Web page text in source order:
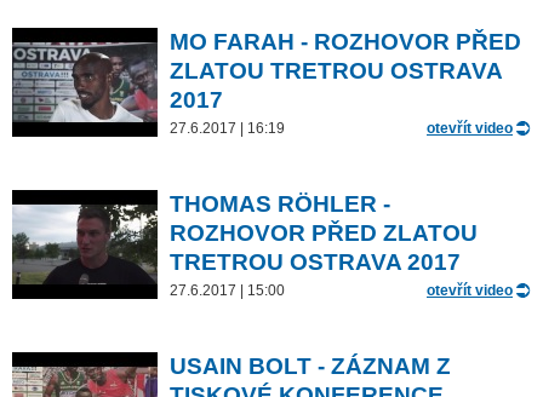
MO FARAH - ROZHOVOR PŘED
ZLATOU TRETROU OSTRAVA
2017
27.6.2017 | 16:19 otevřít video
THOMAS RÖHLER -
ROZHOVOR PŘED ZLATOU
TRETROU OSTRAVA 2017
27.6.2017 | 15:00 otevřít video
USAIN BOLT - ZÁZNAM Z